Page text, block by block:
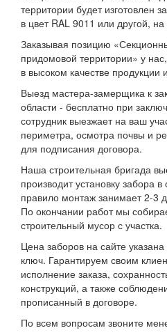
территории будет изготовлен
в цвет RAL 9011 или другой,
Заказывая позицию
придомовой территории» у
в высоком качестве продукции
Выезд мастера-замерщика к
области - бесплатно при
сотрудник выезжает на ваш
периметра, осмотра почвы и
для подписания договора.
Наша строительная бригада
производит установку забора
правило монтаж занимает 2-3
По окончании работ мы
строительный мусор с участка.
Цена заборов на сайте
ключ. Гарантируем своим
исполнение заказа,
конструкций, а также
прописанный в договоре.
По всем вопросам звоните